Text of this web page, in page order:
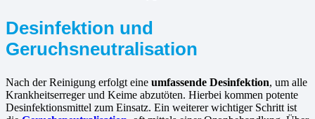
Desinfektion und
Geruchsneutralisation
Nach der Reinigung erfolgt eine umfassende Desinfektion, um alle
Krankheitserreger und Keime abzutöten. Hierbei kommen potente
Desinfektionsmittel zum Einsatz. Ein weiterer wichtiger Schritt ist